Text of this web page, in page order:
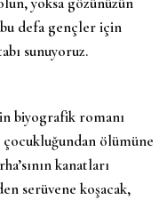
bu defa gençler için
sunuyoruz.
biyografik romanı
ölümüne
kanatları
serüvene koşacak,